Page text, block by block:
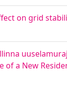
on grid
of a New